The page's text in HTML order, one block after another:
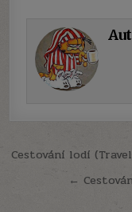
Navigace
Cestování lodí
←